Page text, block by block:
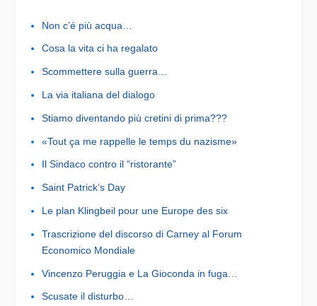
Non c’é più acqua…
Cosa la vita ci ha regalato
Scommettere sulla guerra…
La via italiana del dialogo
Stiamo diventando più cretini di prima???
«Tout ça me rappelle le temps du nazisme»
Il Sindaco contro il “ristorante”
Saint Patrick’s Day
Le plan Klingbeil pour une Europe des six
Trascrizione del discorso di Carney al Forum
Economico Mondiale
Vincenzo Peruggia e La Gioconda in fuga…
Scusate il disturbo…